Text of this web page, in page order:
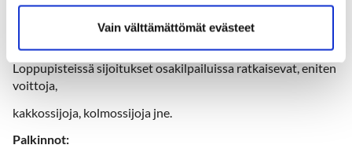
Vain välttämättömät evästeet
voittaa. Scratch sarjoissa matemaattinen menetelmä
Loppupisteissä sijoitukset osakilpailuissa ratkaisevat, eniten
voittoja,
kakkossijoja, kolmossijoja jne.
Palkinnot: